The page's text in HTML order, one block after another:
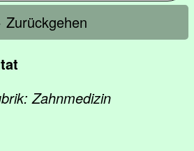
Zahnmedizin